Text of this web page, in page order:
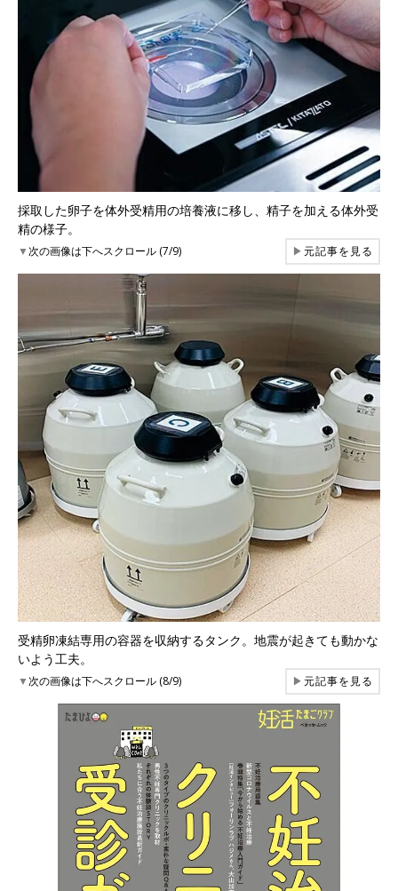
採取した卵子を体外受精用の培養液に移し、精子を加える体外受
精の様子。
▼次の画像は下へスクロール (7/9) ▶元記事を見る
受精卵凍結専用の容器を収納するタンク。地震が起きても動かな
いよう工夫。
▼次の画像は下へスクロール (8/9) ▶元記事を見る